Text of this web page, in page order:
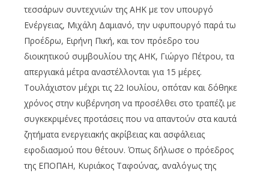
τεσσάρων συντεχνιών της ΑΗΚ με τον υπουργό
Ενέργειας, Μιχάλη Δαμιανό, την υφυπουργό παρά τω
Προέδρω, Ειρήνη Πική, και τον πρόεδρο του
διοικητικού συμβουλίου της ΑΗΚ, Γιώργο Πέτρου, τα
απεργιακά μέτρα αναστέλλονται για 15 μέρες.
Τουλάχιστον μέχρι τις 22 Ιουλίου, οπόταν και δόθηκε
χρόνος στην κυβέρνηση να προσέλθει στο τραπέζι με
συγκεκριμένες προτάσεις που να απαντούν στα καυτά
ζητήματα ενεργειακής ακρίβειας και ασφάλειας
εφοδιασμού που θέτουν. Όπως δήλωσε ο πρόεδρος
της ΕΠΟΠΑΗ, Κυριάκος Ταφούνας, αναλόγως της